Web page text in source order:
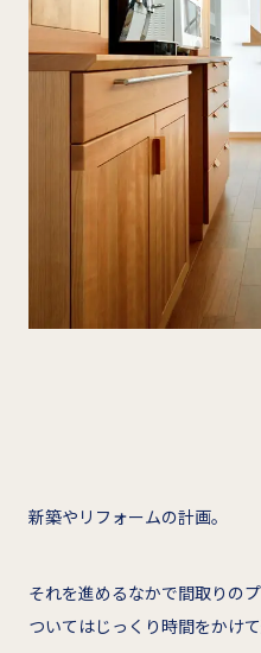
新築やリフォームの計画。
それを進めるなかで間取りの
ついてはじっくり時間をかけ